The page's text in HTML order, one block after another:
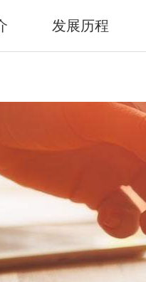
发展历程